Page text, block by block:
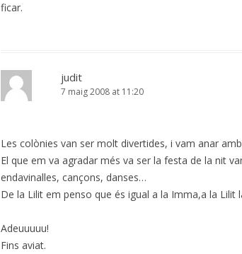
ficar.
judit
7 maig 2008 at 11:20
Les colònies van ser molt divertides, i vam anar
El que em va agradar més va ser la festa de la nit
endavinalles, cançons, danses…
De la Lilit em penso que és igual a la Imma,a la Lilit
Adeuuuuu!
Fins aviat.